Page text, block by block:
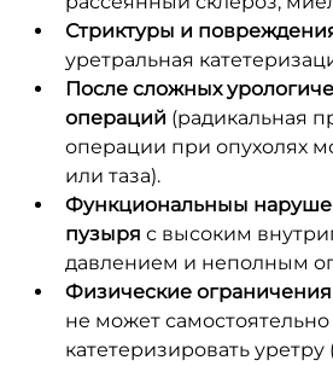
Стриктуры и
уретральная
После сложных
операций (радикальная
операции при опухолях
или таза).
Функциональныы
пузыря с высоким
давлением и неполным
Физические ограничения
не может самостоятельно
катетеризировать